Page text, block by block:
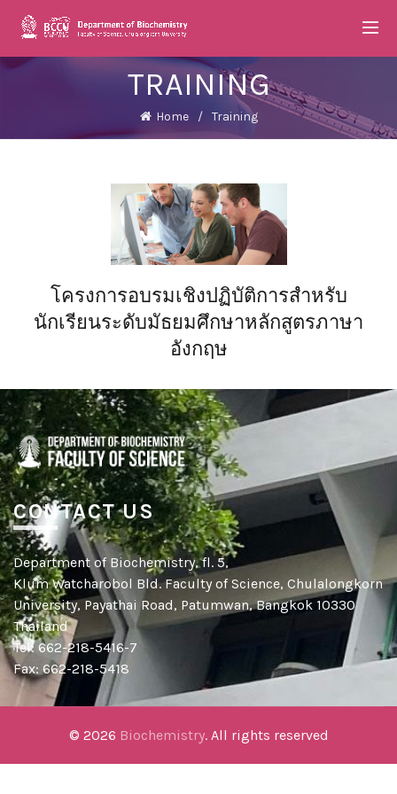
TRAINING
Home Training
โครงการอบรมเชิงปฏิบัติการสำหรับ
นักเรียนระดับมัธยมศึกษาหลักสูตรภาษา
อังกฤษ
CONTACT US
Department of Biochemistry, fl. 5,
Klum Watcharobol Bld. Faculty of Science, Chulalongkorn
University, Payathai Road, Patumwan, Bangkok 10330
Thailand
Tel: 662-218-5416-7
Fax: 662-218-5418
© 2026 Biochemistry. All rights reserved